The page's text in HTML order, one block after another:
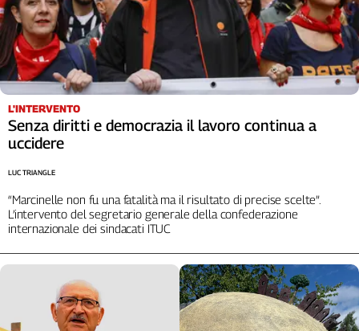
Contatti
La
redazione
Newsletter
Social
L'INTERVENTO
Senza diritti e democrazia il lavoro continua a
uccidere
“Marcinelle non fu una fatalità ma il risultato di precise scelte”.
L’intervento del segretario generale della confederazione
internazionale dei sindacati ITUC
LUC TRIANGLE